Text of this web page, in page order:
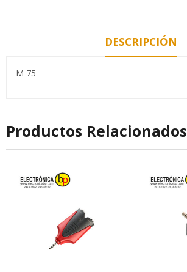
DESCRIPCIÓN
M 75
Productos Relacionados